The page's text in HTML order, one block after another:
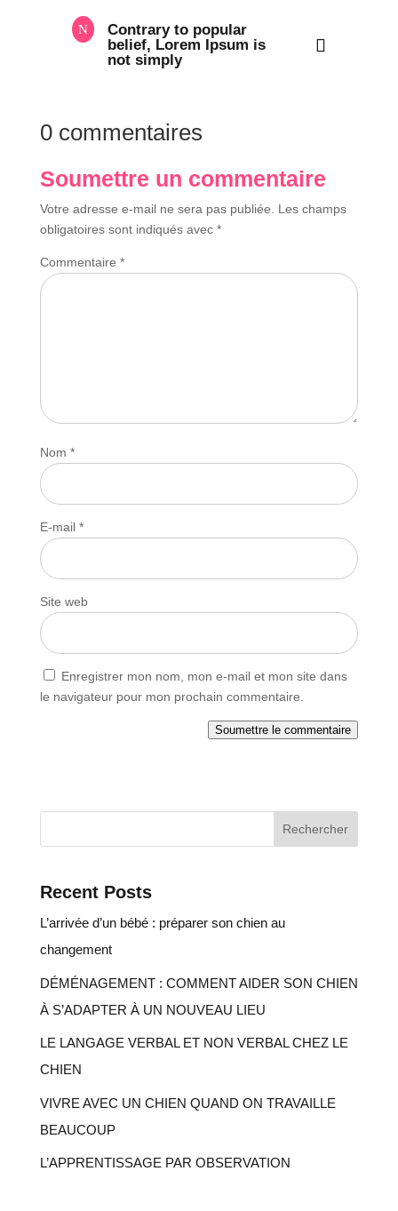
Contrary to popular
belief, Lorem Ipsum is
not simply
0 commentaires
Soumettre un commentaire
Votre adresse e-mail ne sera pas publiée. Les champs
obligatoires sont indiqués avec *
Commentaire *
Nom *
E-mail *
Site web
Enregistrer mon nom, mon e-mail et mon site dans
le navigateur pour mon prochain commentaire.
Soumettre le commentaire
Rechercher
Recent Posts
L’arrivée d’un bébé : préparer son chien au
changement
DÉMÉNAGEMENT : COMMENT AIDER SON CHIEN
À S’ADAPTER À UN NOUVEAU LIEU
LE LANGAGE VERBAL ET NON VERBAL CHEZ LE
CHIEN
VIVRE AVEC UN CHIEN QUAND ON TRAVAILLE
BEAUCOUP
L’APPRENTISSAGE PAR OBSERVATION